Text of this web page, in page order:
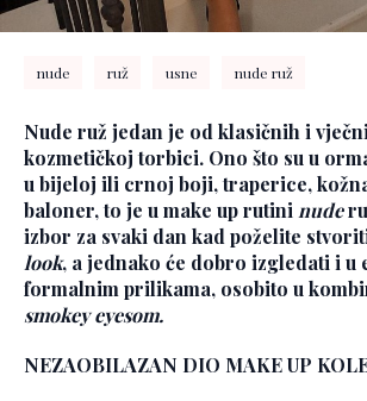
nude ruž usne nude ruž
Nude ruž jedan je od klasičnih i
kozmetičkoj torbici. Ono što su u
u bijeloj ili crnoj boji, traperice,
baloner, to je u make up rutini nude
izbor za svaki dan kad poželite
look, a jednako će dobro izgledati i u
formalnim prilikama, osobito u
smokey eyesom.
NEZAOBILAZAN DIO MAKE UP